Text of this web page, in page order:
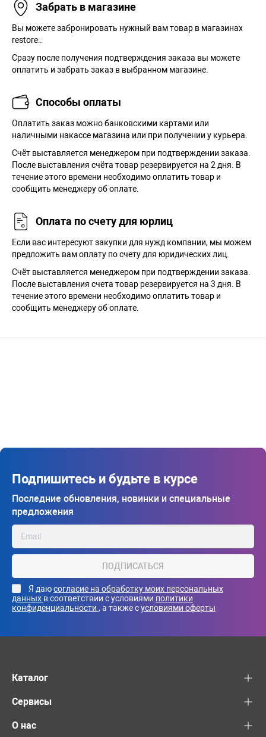
Забрать в магазине
Вы можете забронировать нужный вам товар в магазинах
restore:.
Сразу после получения подтверждения заказа вы можете
оплатить и забрать заказ в выбранном магазине.
Способы оплаты
Оплатить заказ можно банковскими картами или
наличными накассе магазина или при получении у курьера.
Cчёт выставляется менеджером при подтверждении заказа.
После выставления счёта товар резервируется на 2 дня. В
течение этого времени необходимо оплатить товар и
сообщить менеджеру об оплате.
Оплата по счету для юрлиц
Если вас интересуют закупки для нужд компании, мы можем
предложить вам оплату по счету для юридических лиц.
Счёт выставляется менеджером при подтверждении заказа.
После выставления счета товар резервируется на 3 дня. В
течение этого времени необходимо оплатить товар и
сообщить менеджеру об оплате.
Подпишитесь и будьте в курсе
Последние обновления, новинки и специальные
предложения
ПОДПИСАТЬСЯ
Я даюсогласие на обработку моих персональных
данных в соответствии с условиями политики
конфиденциальности , а также сусловиями оферты
Каталог
Сервисы
О нас